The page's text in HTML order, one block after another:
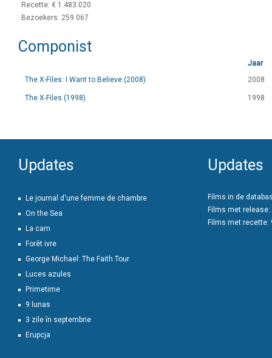
Recette: € 1.483.020
Bezoekers: 259.067
Componist
Jaar
The X-Files: I Want to Believe (2008)
2008
The X-Files (1998) 1998
Updates
Le journal d'une femme de chambre
On the Sea
La carn
Forêt ivre
George Michael: The Faith Tour
Luces azules
Primetime
9 lunas
3 zile în septembrie
Erupcja
Updates
Films in de
Films met release:
Films met recette: